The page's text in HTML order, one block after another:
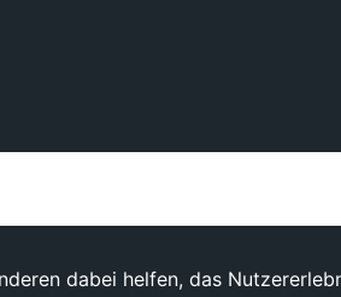
dabei helfen, das